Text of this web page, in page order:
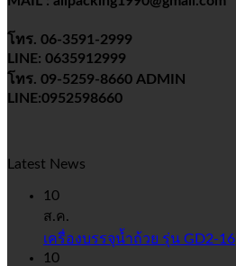
โทร. 06-3591-2999
LINE: 0635912999
โทร. 09-5259-8660 ADMIN
LINE:0952598660
Latest News
10
ส.ค.
เครื่องบรรจุน้ำถ้วย รุ่น GD2-16
10